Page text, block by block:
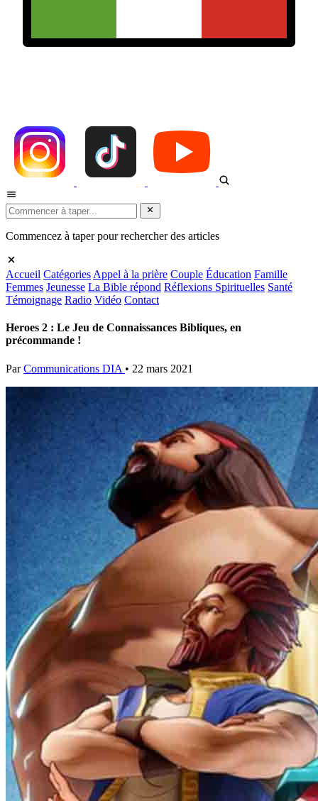
Commencez à taper pour rechercher des articles
Accueil Catégories Appel à la prière Couple Éducation Famille
Femmes Jeunesse La Bible répond Réflexions Spirituelles Santé
Témoignage Radio Vidéo Contact
Heroes 2 : Le Jeu de Connaissances Bibliques, en
précommande !
Par Communications DIA • 22 mars 2021